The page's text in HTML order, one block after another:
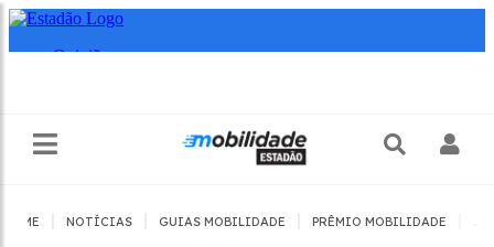
HOME NOTÍCIAS GUIAS MOBILIDADE PRÊMIO MOBILIDADE